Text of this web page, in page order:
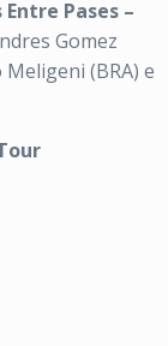
Pases –
Gomez
(BRA) e